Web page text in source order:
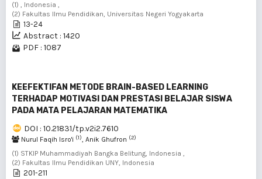
(1) , Indonesia ,
(2) Fakultas Ilmu Pendidikan, Universitas Negeri Yogyakarta
13-24
Abstract : 1420
PDF : 1087
KEEFEKTIFAN METODE BRAIN-BASED LEARNING
TERHADAP MOTIVASI DAN PRESTASI BELAJAR SISWA
PADA MATA PELAJARAN MATEMATIKA
DOI : 10.21831/tp.v2i2.7610
Nurul Faqih Isro'i (1), Anik Ghufron (2)
(1) STKIP Muhammadiyah Bangka Belitung, Indonesia ,
(2) Fakultas Ilmu Pendidikan UNY, Indonesia
201-211